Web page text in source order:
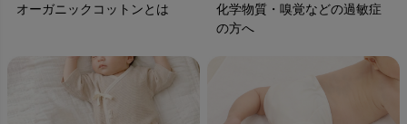
オーガニックコットンとは
化学物質・嗅覚などの過敏症
の方へ